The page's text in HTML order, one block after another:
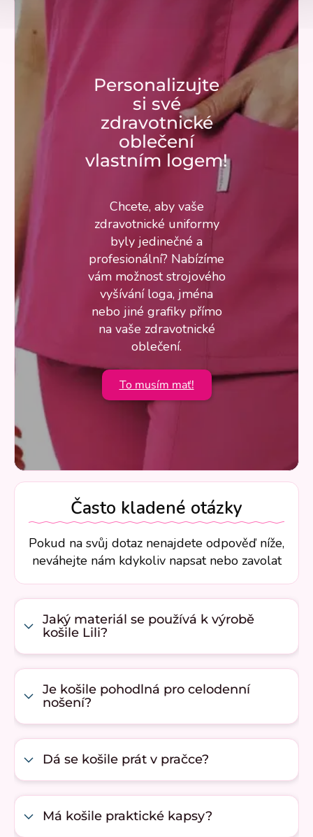
Personalizujte
si své
zdravotnické
oblečení
vlastním logem!
Chcete, aby vaše
zdravotnické uniformy
byly jedinečné a
profesionální? Nabízíme
vám možnost strojového
vyšívání loga, jména
nebo jiné grafiky přímo
na vaše zdravotnické
oblečení.
To musím mať!
Často kladené otázky
Pokud na svůj dotaz nenajdete odpověď níže,
neváhejte nám kdykoliv napsat nebo zavolat
Jaký materiál se používá k výrobě
košile Lili?
Je košile pohodlná pro celodenní
nošení?
Dá se košile prát v pračce?
Má košile praktické kapsy?